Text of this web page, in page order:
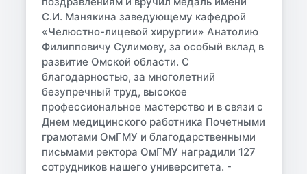
С.И. Манякина заведующему кафедрой
«Челюстно-лицевой хирургии» Анатолию
Филипповичу Сулимову, за особый вклад в
развитие Омской области. С
благодарностью, за многолетний
безупречный труд, высокое
профессиональное мастерство и в связи с
Днем медицинского работника Почетными
грамотами ОмГМУ и благодарственными
письмами ректора ОмГМУ наградили 127
сотрудников нашего университета. -